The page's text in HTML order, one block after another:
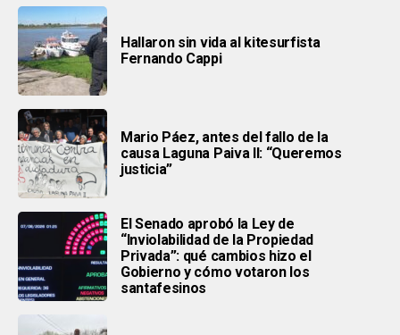
Hallaron sin vida al kitesurfista
Fernando Cappi
Mario Páez, antes del fallo de la
causa Laguna Paiva II: “Queremos
justicia”
El Senado aprobó la Ley de
“Inviolabilidad de la Propiedad
Privada”: qué cambios hizo el
Gobierno y cómo votaron los
santafesinos